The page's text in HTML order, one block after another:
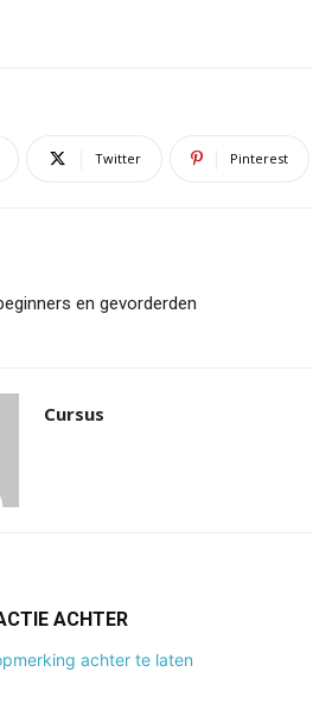
Twitter Pinterest
en gevorderden
Cursus
ACHTER
achter te laten